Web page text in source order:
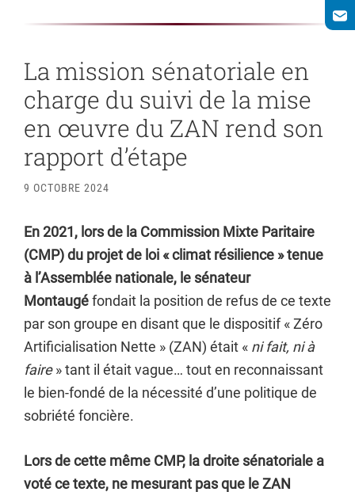
La mission sénatoriale en
charge du suivi de la mise
en œuvre du ZAN rend son
rapport d’étape
9 OCTOBRE 2024
En 2021, lors de la Commission Mixte Paritaire
(CMP) du projet de loi « climat résilience » tenue
à l’Assemblée nationale, le sénateur
Montaugéfondait la position de refus de ce texte
par son groupe en disant que le dispositif « Zéro
Artificialisation Nette » (ZAN) était « ni fait, ni à
faire» tant il était vague… tout en reconnaissant
le bien-fondé de la nécessité d’une politique de
sobriété foncière.
Lors de cette même CMP, la droite sénatoriale a
voté ce texte, ne mesurant pas que le ZAN